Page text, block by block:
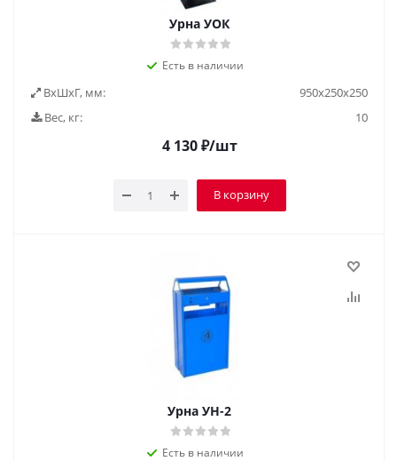
Урна УОК
Есть в наличии
ВxШxГ, мм:
950х250х250
Вес, кг:
10
4 130₽/шт
В корзину
Урна УН-2
Есть в наличии